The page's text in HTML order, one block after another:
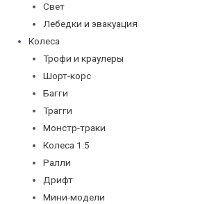
Свет
Лебедки и эвакуация
Колеса
Трофи и краулеры
Шорт-корс
Багги
Трагги
Монстр-траки
Колеса 1:5
Ралли
Дрифт
Мини-модели